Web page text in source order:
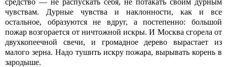
средство — не распускать себя, не потакать своим дурным
чувствам. Дурные чувства и наклонности, как и все
остальное, образуются не вдруг, а постепенно: большой
пожар возгорается от ничтожной искры. И Москва сгорела от
двухкопеечной свечи, и громадное дерево вырастает из
малого зерна. Надо тушить искру пожара, вырывать корень в
зародыше.